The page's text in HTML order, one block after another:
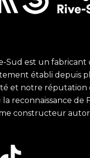
Sud est un fabricant
établi depuis
et notre réputation
reconnaissance de
constructeur